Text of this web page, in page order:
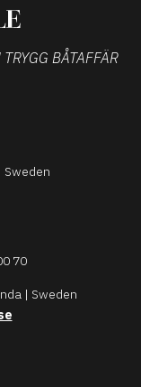
BÅTAFFÄR
Sweden
70
| Sweden